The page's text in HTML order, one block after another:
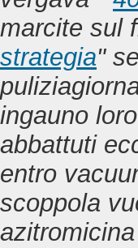
marcite sul
strategia"
ingauno
abbattuti
entro
scoppola